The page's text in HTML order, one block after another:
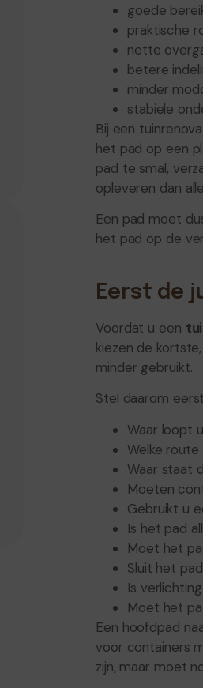
goede
praktische
nette
betere
minder
stabiele
Bij een
het pad op een
pad te smal,
opleveren dan
Een pad moet
het pad op de
Eerst de
Voordat u een
kiezen de
minder gebruikt.
Stel daarom
Waar loopt
Welke
Waar staat
Moeten
Gebruikt u
Is het pad
Moet het
Sluit het
Is
Moet het
Een hoofdpad
voor containers
zijn, maar moet